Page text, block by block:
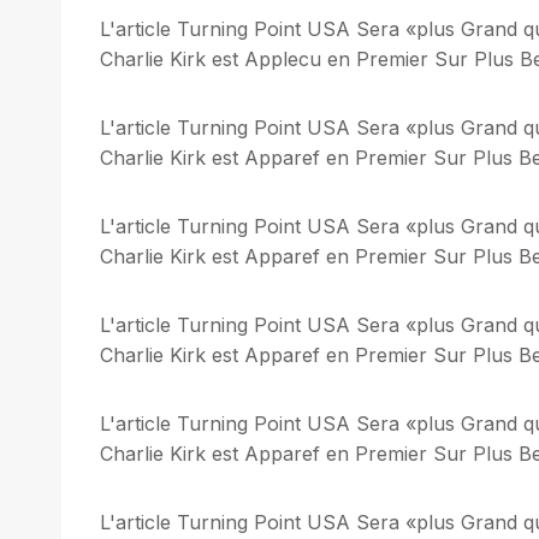
L'article Turning Point USA Sera «plus Grand
Charlie Kirk est Applecu en Premier Sur Plus
L'article Turning Point USA Sera «plus Grand
Charlie Kirk est Apparef en Premier Sur Plus
L'article Turning Point USA Sera «plus Grand
Charlie Kirk est Apparef en Premier Sur Plus
L'article Turning Point USA Sera «plus Grand
Charlie Kirk est Apparef en Premier Sur Plus
L'article Turning Point USA Sera «plus Grand
Charlie Kirk est Apparef en Premier Sur Plus
L'article Turning Point USA Sera «plus Grand